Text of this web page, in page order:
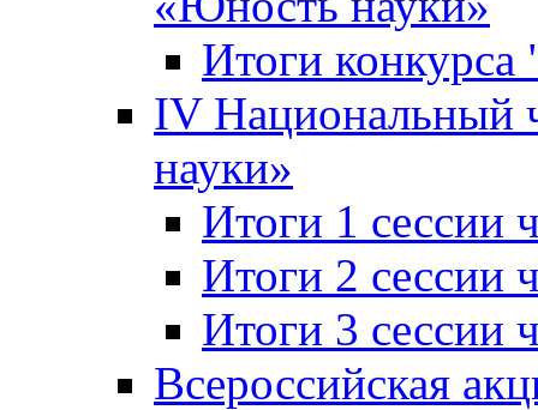
Итоги
IV
науки»
Итоги 1 сессии
Итоги 2 сессии
Итоги 3 сессии
Всероссийская